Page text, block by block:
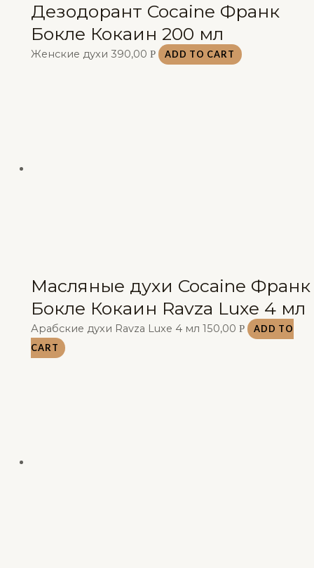
Дезодорант Cocaine Франк
Бокле Кокаин 200 мл
Женские духи 390,00 Р ADD TO CART
Масляные духи Cocaine Франк
Бокле Кокаин Ravza Luxe 4 мл
Арабские духи Ravza Luxe 4 мл 150,00 Р
ADD TO
CART